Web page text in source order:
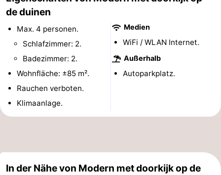
Bad
Bad
Strand
Resort
Nieuwvliet-
Bad
-
Waterdunen
Zonneweelde
Zwinhoeve
Hotels
Lastminutes
Strand
de duinen
Max. 4 personen.
Schlafzimmer: 2.
Badezimmer: 2.
Wohnfläche: ±85 m².
Rauchen verboten.
Klimaanlage.
Medien
WiFi / WLAN Internet.
Außerhalb
Autoparkplatz.
In der Nähe von Modern met doorkijk op de